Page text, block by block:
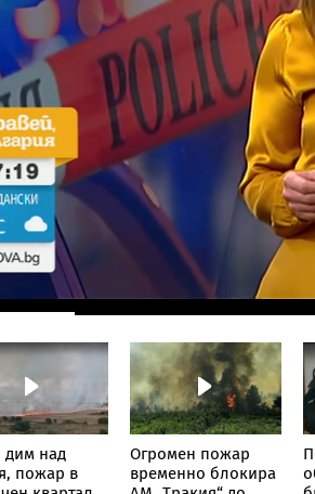
дим над
пожар в
Огромен пожар
временно блокира